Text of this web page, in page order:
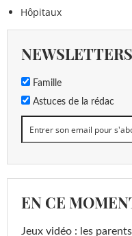
Hôpitaux
NEWSLETTERS
Famille
Astuces de la rédac
EN CE
Jeux vidéo : les